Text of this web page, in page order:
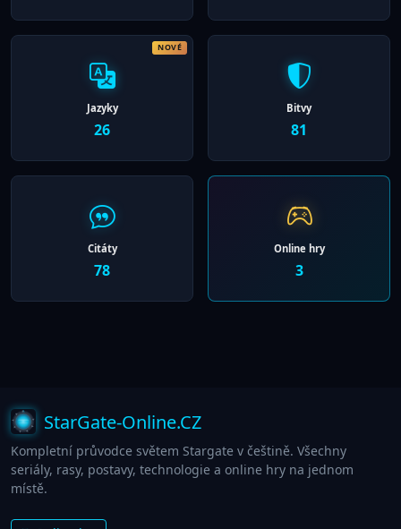
Jazyky
26
Bitvy
81
Citáty
78
Online hry
3
StarGate-Online.CZ
Kompletní průvodce světem Stargate v češtině. Všechny
seriály, rasy, postavy, technologie a online hry na jednom
místě.